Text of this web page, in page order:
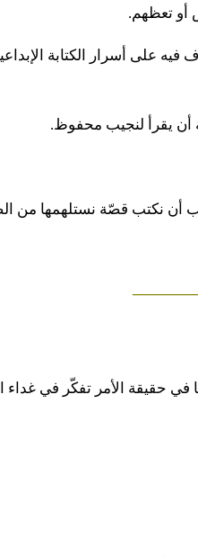
أو تعظهم.
على أسرار الكتابة
أن يقرأ لنجيب محفوظ.
أن نكتب قصّة نستلهمها من
حقيقة الأمر تفكّر في غداء